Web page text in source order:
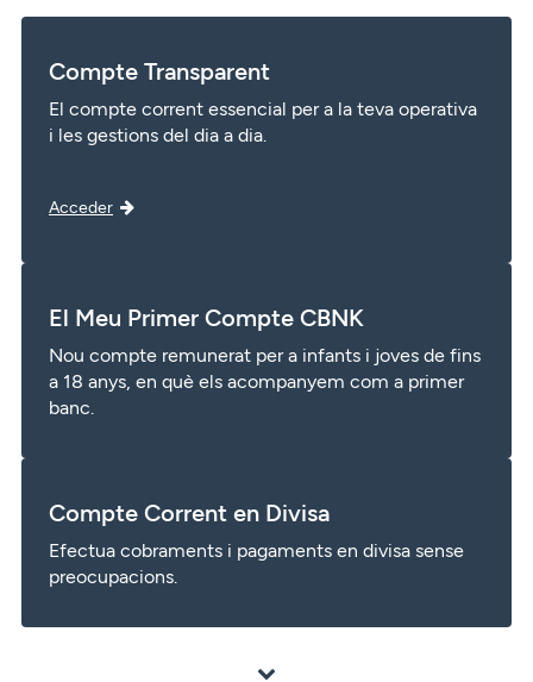
Compte Transparent
El compte corrent essencial per a la teva operativa
i les gestions del dia a dia.
Acceder
El Meu Primer Compte CBNK
Nou compte remunerat per a infants i joves de fins
a 18 anys, en què els acompanyem com a primer
banc.
Compte Corrent en Divisa
Efectua cobraments i pagaments en divisa sense
preocupacions.